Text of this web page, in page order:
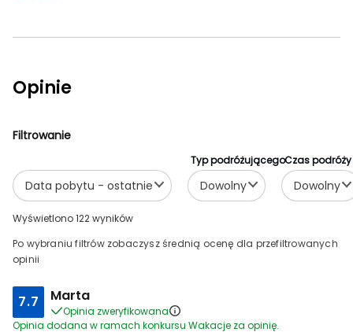
Opinie
Filtrowanie
Typ podróżującego
Dowolny
Czas podróży
Dowolny
Data pobytu - ostatnie
Wyświetlono 122 wyników
Po wybraniu filtrów zobaczysz średnią ocenę dla przefiltrowanych
opinii
7.7 Marta
Opinia zweryfikowana
Opinia dodana w ramach konkursu Wakacje za opinię.